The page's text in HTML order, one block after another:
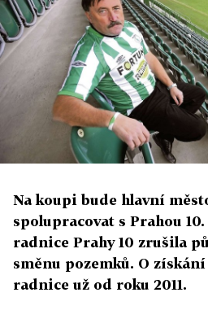
Na koupi bude hlavní
spolupracovat s Prahou
radnice Prahy 10 zrušila
směnu pozemků. O
radnice už od roku 2011.